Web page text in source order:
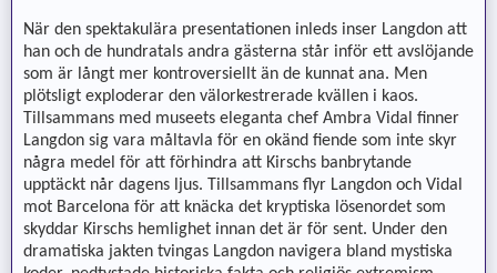
När den spektakulära presentationen inleds inser Langdon att
han och de hundratals andra gästerna står inför ett avslöjande
som är långt mer kontroversiellt än de kunnat ana. Men
plötsligt exploderar den välorkestrerade kvällen i kaos.
Tillsammans med museets eleganta chef Ambra Vidal finner
Langdon sig vara måltavla för en okänd fiende som inte skyr
några medel för att förhindra att Kirschs banbrytande
upptäckt når dagens ljus. Tillsammans flyr Langdon och Vidal
mot Barcelona för att knäcka det kryptiska lösenordet som
skyddar Kirschs hemlighet innan det är för sent. Under den
dramatiska jakten tvingas Langdon navigera bland mystiska